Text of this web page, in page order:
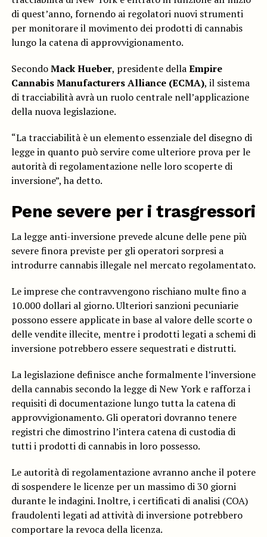
di quest’anno, fornendo ai regolatori nuovi strumenti
per monitorare il movimento dei prodotti di cannabis
lungo la catena di approvvigionamento.
SecondoMack Hueber, presidente dellaEmpire
Cannabis Manufacturers Alliance (ECMA), il sistema
di tracciabilità avrà un ruolo centrale nell’applicazione
della nuova legislazione.
“La tracciabilità è un elemento essenziale del disegno di
legge in quanto può servire come ulteriore prova per le
autorità di regolamentazione nelle loro scoperte di
inversione”, ha detto.
Pene severe per i trasgressori
La legge anti-inversione prevede alcune delle pene più
severe finora previste per gli operatori sorpresi a
introdurre cannabis illegale nel mercato regolamentato.
Le imprese che contravvengono rischiano multe fino a
10.000 dollari al giorno. Ulteriori sanzioni pecuniarie
possono essere applicate in base al valore delle scorte o
delle vendite illecite, mentre i prodotti legati a schemi di
inversione potrebbero essere sequestrati e distrutti.
La legislazione definisce anche formalmente l’inversione
della cannabis secondo la legge di New York e rafforza i
requisiti di documentazione lungo tutta la catena di
approvvigionamento. Gli operatori dovranno tenere
registri che dimostrino l’intera catena di custodia di
tutti i prodotti di cannabis in loro possesso.
Le autorità di regolamentazione avranno anche il potere
di sospendere le licenze per un massimo di 30 giorni
durante le indagini. Inoltre, i certificati di analisi (COA)
fraudolenti legati ad attività di inversione potrebbero
comportare la revoca della licenza.